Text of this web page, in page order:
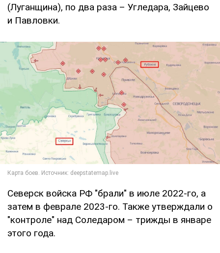
(Луганщина), по два раза – Угледара, Зайцево
и Павловки.
Северск войска РФ "брали" в июле 2022-го, а
затем в феврале 2023-го. Также утверждали о
"контроле" над Соледаром – трижды в январе
этого года.